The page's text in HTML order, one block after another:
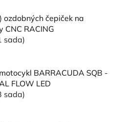
ozdobných čepiček na
CNC RACING
sada)
BARRACUDA SQB -
FLOW LED
sada)